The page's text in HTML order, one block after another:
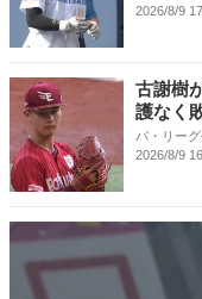
2026/8/9
古謝樹
護なく
パ・リー
2026/8/9